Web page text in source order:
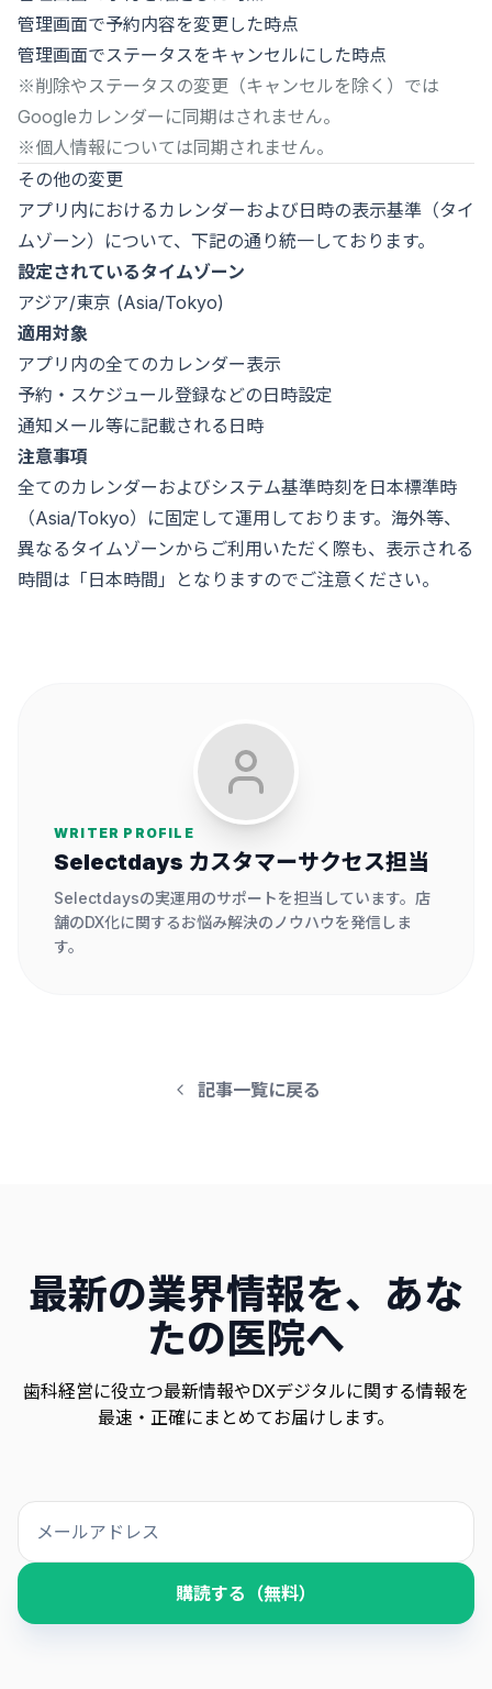
管理画面で予約内容を変更した時点
管理画面でステータスをキャンセルにした時点
※削除やステータスの変更（キャンセルを除く）では
Googleカレンダーに同期はされません。
※個人情報については同期されません。
その他の変更
アプリ内におけるカレンダーおよび日時の表示基準（タイ
ムゾーン）について、下記の通り統一しております。
設定されているタイムゾーン
アジア/東京 (Asia/Tokyo)
適用対象
アプリ内の全てのカレンダー表示
予約・スケジュール登録などの日時設定
通知メール等に記載される日時
注意事項
全てのカレンダーおよびシステム基準時刻を日本標準時
（Asia/Tokyo）に固定して運用しております。海外等、
異なるタイムゾーンからご利用いただく際も、表示される
時間は「日本時間」となりますのでご注意ください。
WRITER PROFILE
Selectdays カスタマーサクセス担当
Selectdaysの実運用のサポートを担当しています。店
舗のDX化に関するお悩み解決のノウハウを発信しま
す。
記事一覧に戻る
最新の業界情報を、あな
たの医院へ
歯科経営に役立つ最新情報やDXデジタルに関する情報を
最速・正確にまとめてお届けします。
購読する（無料）